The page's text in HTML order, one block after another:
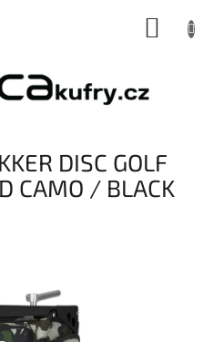
DISC GOLF
CAMO / BLACK